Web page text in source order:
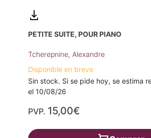
PETITE SUITE, POUR PIANO
Tcherepnine, Alexandre
Disponible en breve
Sin stock. Si se pide hoy, se estima
el 10/08/26
PVP. 15,00€